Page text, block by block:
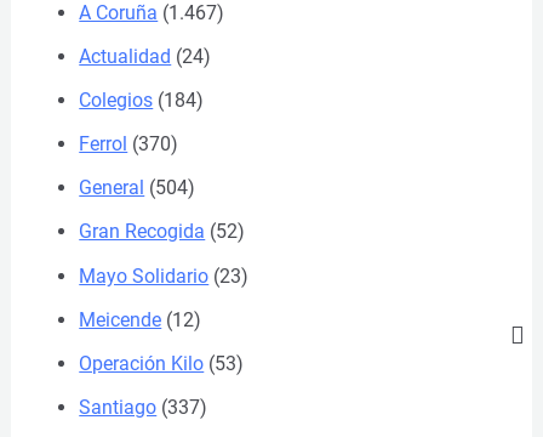
A Coruña (1.467)
Actualidad (24)
Colegios (184)
Ferrol (370)
General (504)
Gran Recogida (52)
Mayo Solidario (23)
Meicende (12)
Operación Kilo (53)
Santiago (337)